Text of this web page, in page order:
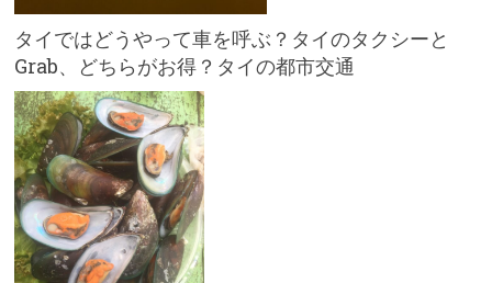
タイではどうやって車を呼ぶ？タイのタクシーと
Grab、どちらがお得？タイの都市交通